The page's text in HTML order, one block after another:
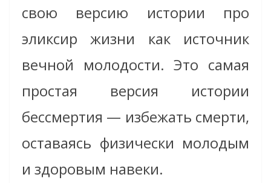
свою версию истории про
эликсир жизни как источник
вечной молодости. Это самая
простая версия истории
бессмертия — избежать смерти,
оставаясь физически молодым
и здоровым навеки.